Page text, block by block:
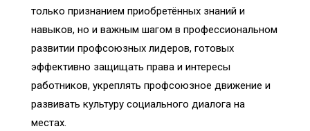
только признанием приобретённых знаний и
навыков, но и важным шагом в профессиональном
развитии профсоюзных лидеров, готовых
эффективно защищать права и интересы
работников, укреплять профсоюзное движение и
развивать культуру социального диалога на
местах.